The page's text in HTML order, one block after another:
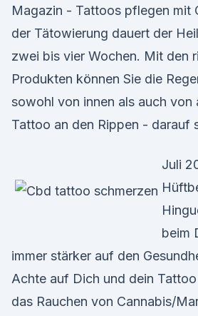
Magazin - Tattoos pflegen mit
der Tätowierung dauert der
zwei bis vier Wochen. Mit den
Produkten können Sie die
sowohl von innen als auch von
Tattoo an den Rippen - darauf
Juli
beim
immer stärker auf den
Achte auf Dich und dein
das Rauchen von Cannabis/